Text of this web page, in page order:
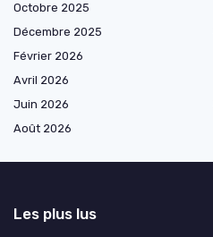
Octobre 2025
Décembre 2025
Février 2026
Avril 2026
Juin 2026
Août 2026
Les plus lus